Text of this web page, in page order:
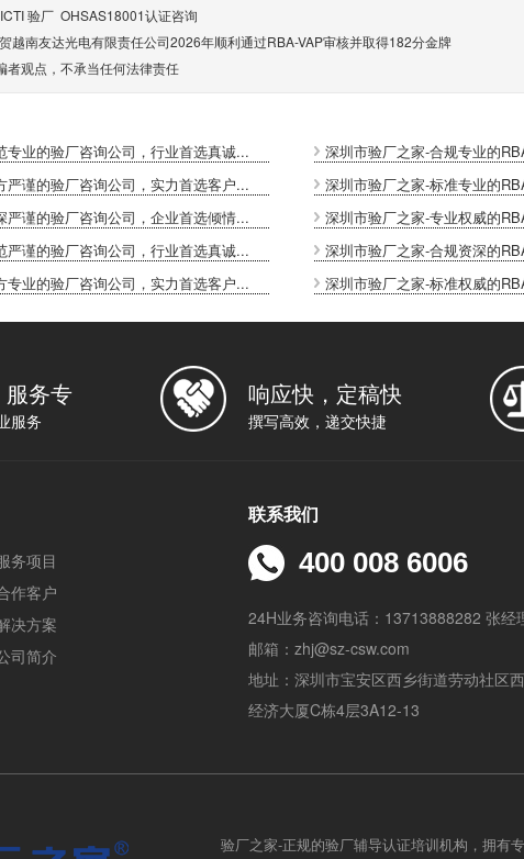
ICTI 验厂 OHSAS18001认证咨询
越南友达光电有限责任公司2026年顺利通过RBA-VAP审核并取得182分金牌
者观点，不承当任何法律责任
专业的验厂咨询公司，行业首选真诚...
深圳市验厂之家-合规专业的
严谨的验厂咨询公司，实力首选客户...
深圳市验厂之家-标准专业的
严谨的验厂咨询公司，企业首选倾情...
深圳市验厂之家-专业权威的
严谨的验厂咨询公司，行业首选真诚...
深圳市验厂之家-合规资深的
专业的验厂咨询公司，实力首选客户...
深圳市验厂之家-标准权威的
服务专
服务
响应快，定稿快
撰写高效，递交快捷
务项目
作客户
决方案
司简介
联系我们
400 008 6006
24H业务咨询电话：13713888282 张经
邮箱：zhj@sz-csw.com
地址：深圳市宝安区西乡街道劳动社区
经济大厦C栋4层3A12-13
验厂之家-正规的验厂辅导认证培训机构，拥有